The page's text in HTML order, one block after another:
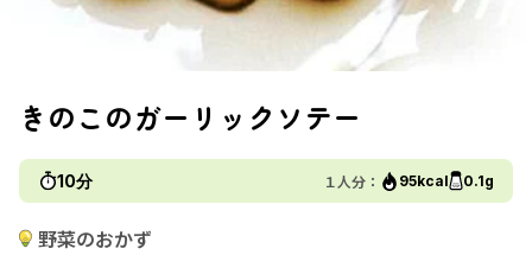
きのこのガーリックソテー
10分 １人分： 95kcal 0.1g
野菜のおかず